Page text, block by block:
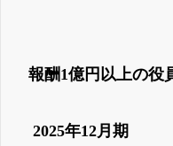
報酬1億円以上の役
2025年12月期